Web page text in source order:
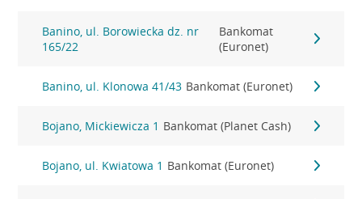
Banino, ul. Borowiecka dz. nr
165/22
Bankomat
(Euronet)
Banino, ul. Klonowa 41/43 Bankomat (Euronet)
Bojano, Mickiewicza 1 Bankomat (Planet Cash)
Bojano, ul. Kwiatowa 1 Bankomat (Euronet)